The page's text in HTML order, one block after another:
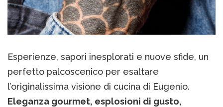
Esperienze, sapori inesplorati e nuove sfide, un
perfetto palcoscenico per esaltare
l’originalissima visione di cucina di Eugenio.
Eleganza gourmet, esplosioni di gusto,